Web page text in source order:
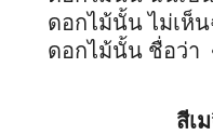
ดอกไม้นั้น ไม่เห็
ดอกไม้นั้น ชื่อว่า
สีเ